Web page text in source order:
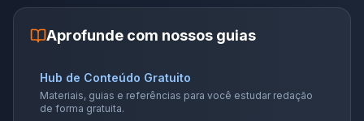
Aprofunde com nossos guias
Hub de Conteúdo Gratuito
Materiais, guias e referências para você estudar redação
de forma gratuita.